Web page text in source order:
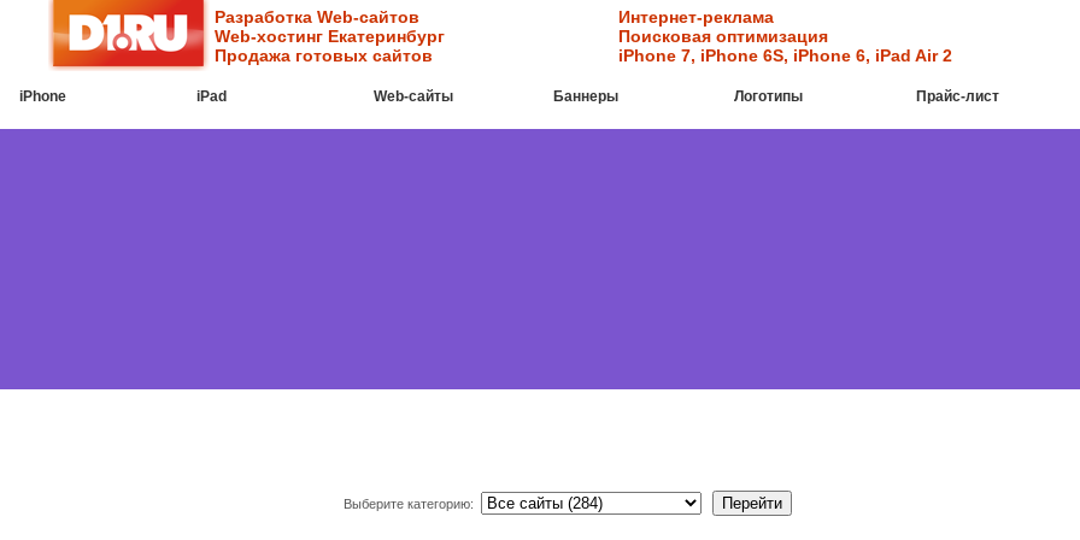
Разработка Web-сайтов
Web-хостинг Екатеринбург
Продажа готовых сайтов
Интернет-реклама
Поисковая оптимизация
iPhone 7, iPhone 6S, iPhone 6, iPad Air 2
iPhone iPad Web-cайты Баннеры Логотипы Прайс-лист
Выберите категорию: